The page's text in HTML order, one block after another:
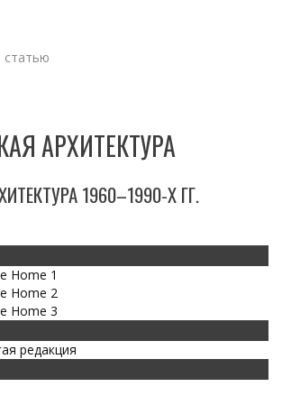
статью
АРХИТЕКТУРА
1960–1990-Х ГГ.
Home 1
Home 2
Home 3
редакция